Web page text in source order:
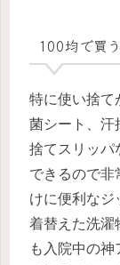
100均で買
特に使い捨て
菌シート、汗
捨てスリッパ
できるので非
けに便利なジ
着替えた洗濯
も入院中の